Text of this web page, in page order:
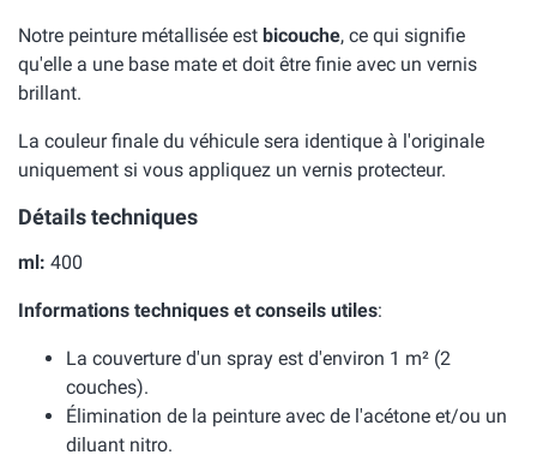
Notre peinture métallisée est bicouche, ce qui signifie
qu'elle a une base mate et doit être finie avec un vernis
brillant.
La couleur finale du véhicule sera identique à l'originale
uniquement si vous appliquez un vernis protecteur.
Détails techniques
ml: 400
Informations techniques et conseils utiles:
La couverture d'un spray est d'environ 1 m² (2
couches).
Élimination de la peinture avec de l'acétone et/ou un
diluant nitro.